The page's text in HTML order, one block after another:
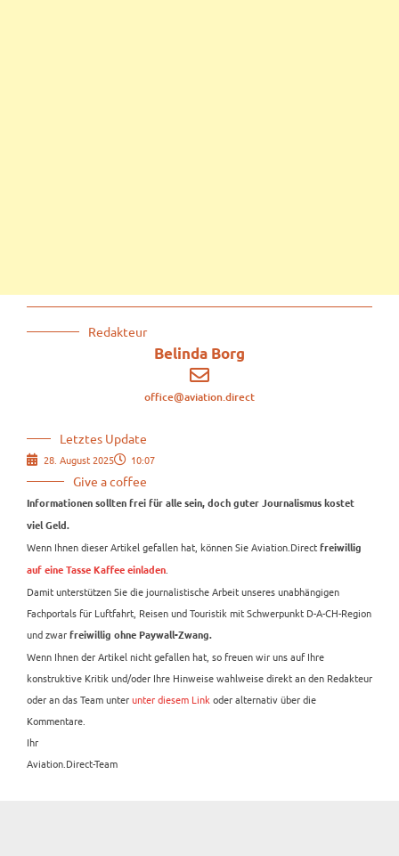
Redakteur
Belinda Borg
office@aviation.direct
Letztes Update
28. August 2025 10:07
Give a coffee
Informationen sollten frei für alle sein, doch guter Journalismus kostet
viel Geld.
Wenn Ihnen dieser Artikel gefallen hat, können Sie Aviation.Direct freiwillig
auf eine Tasse Kaffee einladen.
Damit unterstützen Sie die journalistische Arbeit unseres unabhängigen
Fachportals für Luftfahrt, Reisen und Touristik mit Schwerpunkt D-A-CH-Region
und zwar freiwillig ohne Paywall-Zwang.
Wenn Ihnen der Artikel nicht gefallen hat, so freuen wir uns auf Ihre
konstruktive Kritik und/oder Ihre Hinweise wahlweise direkt an den Redakteur
oder an das Team unterunter diesem Linkoder alternativ über die
Kommentare.
Ihr
Aviation.Direct-Team